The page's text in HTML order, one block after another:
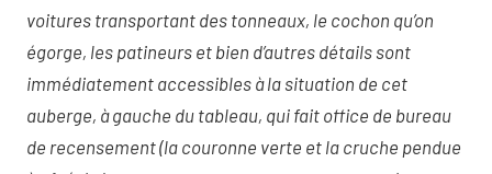
voitures transportant des tonneaux, le cochon qu’on
égorge, les patineurs et bien d’autres détails sont
immédiatement accessibles à la situation de cet
auberge, à gauche du tableau, qui fait office de bureau
de recensement (la couronne verte et la cruche pendue